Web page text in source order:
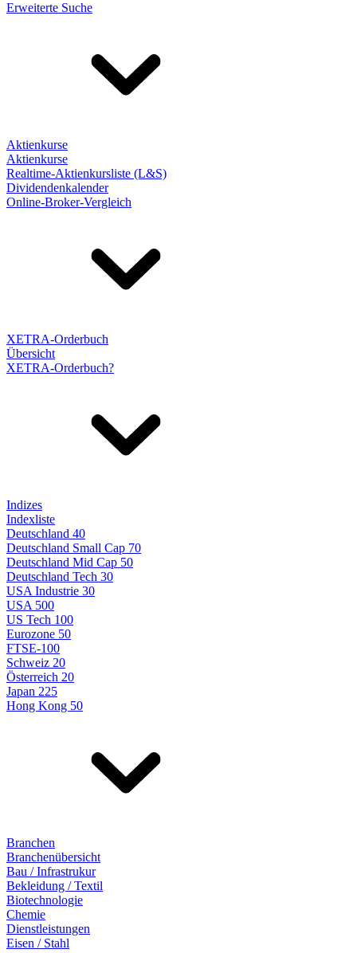
Erweiterte Suche
Aktienkurse
Aktienkurse
Realtime-Aktienkursliste (L&S)
Dividendenkalender
Online-Broker-Vergleich
XETRA-Orderbuch
Übersicht
XETRA-Orderbuch?
Indizes
Indexliste
Deutschland 40
Deutschland Small Cap 70
Deutschland Mid Cap 50
Deutschland Tech 30
USA Industrie 30
USA 500
US Tech 100
Eurozone 50
FTSE-100
Schweiz 20
Österreich 20
Japan 225
Hong Kong 50
Branchen
Branchenübersicht
Bau / Infrastrukur
Bekleidung / Textil
Biotechnologie
Chemie
Dienstleistungen
Eisen / Stahl